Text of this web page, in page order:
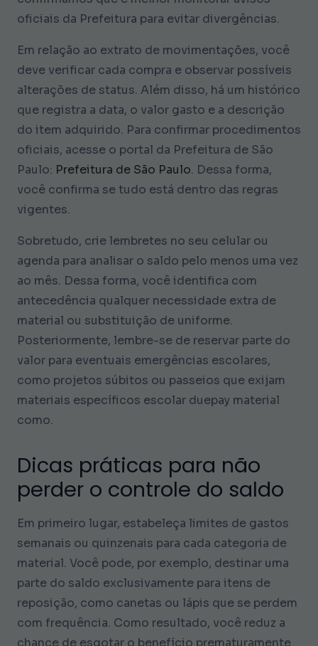
oficiais da Prefeitura para evitar divergências.
Em relação ao extrato de movimentações, você
deve verificar cada compra e observar possíveis
alterações de status. Além disso, há um histórico
que registra a data, o valor gasto e a descrição
do item adquirido. Para confirmar procedimentos
oficiais, acesse o portal da Prefeitura de São
Paulo: Prefeitura de São Paulo. Dessa forma,
você confirma se tudo está dentro das regras
vigentes.
Sobretudo, crie lembretes no seu celular ou
agenda para analisar o saldo pelo menos uma vez
ao mês. Dessa forma, você identifica com
antecedência qualquer necessidade extra de
material ou substituição de uniforme.
Posteriormente, lembre-se de reservar parte do
valor para eventuais emergências escolares,
como projetos súbitos ou passeios que exijam
materiais específicos escolar duepay material
como.
Dicas práticas para não
perder o controle do saldo
Em primeiro lugar, estabeleça limites de gastos
semanais ou quinzenais para cada categoria de
material. Você pode, por exemplo, destinar uma
parte do saldo exclusivamente para itens de
reposição, como canetas ou lápis que se perdem
com frequência. Como resultado, você reduz a